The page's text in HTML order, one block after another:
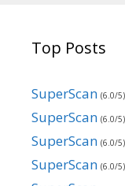
Top Posts
SuperScan (6.0/5)
SuperScan (6.0/5)
SuperScan (6.0/5)
SuperScan (6.0/5)